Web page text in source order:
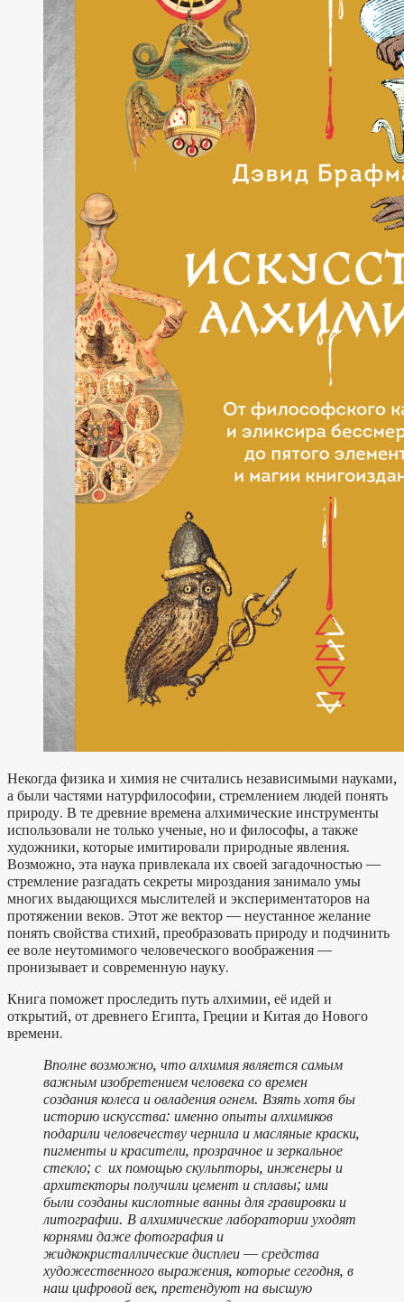
Некогда физика и химия не считались независимыми науками,
а были частями натурфилософии, стремлением людей понять
природу. В те древние времена алхимические инструменты
использовали не только ученые, но и философы, а также
художники, которые имитировали природные явления.
Возможно, эта наука привлекала их своей загадочностью —
стремление разгадать секреты мироздания занимало умы
многих выдающихся мыслителей и экспериментаторов на
протяжении веков. Этот же вектор — неустанное желание
понять свойства стихий, преобразовать природу и подчинить
ее воле неутомимого человеческого воображения —
пронизывает и современную науку.
Книга поможет проследить путь алхимии, её идей и
открытий, от древнего Египта, Греции и Китая до Нового
времени.
Вполне возможно, что алхимия является самым
важным изобретением человека со времен
создания колеса и овладения огнем. Взять хотя бы
историю искусства: именно опыты алхимиков
подарили человечеству чернила и масляные краски,
пигменты и красители, прозрачное и зеркальное
стекло; с их помощью скульпторы, инженеры и
архитекторы получили цемент и сплавы; ими
были созданы кислотные ванны для гравировки и
литографии. В алхимические лаборатории уходят
корнями даже фотография и
жидкокристаллические дисплеи — средства
художественного выражения, которые сегодня, в
наш цифровой век, претендуют на высшую